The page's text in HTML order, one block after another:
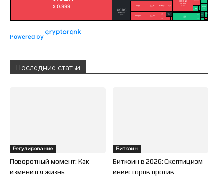
Powered by
Последние статьи
Регулирование
Поворотный момент: Как
изменится жизнь
Биткоин
Биткоин в 2026: Скептицизм
инвесторов против